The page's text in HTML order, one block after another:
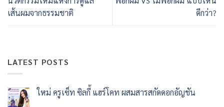
เส้นผมจากธรรมชาติ
ดีกว่า?
LATEST POSTS
ใหม่ ครูเซ็ท ซิลกี้ แฮร์โคท ผสมสารสกัดดอกอัญชัน